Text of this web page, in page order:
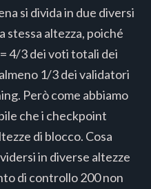
si divida in due diversi
altezza, poiché
4/3 dei voti totali dei
1/3 dei validatori
Però come abbiamo
che i checkpoint
di blocco. Cosa
in diverse altezze
di controllo 200 non